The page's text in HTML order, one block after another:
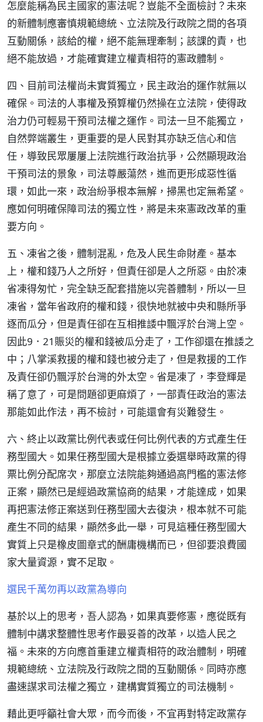
怎麼能稱為民主國家的憲法呢？豈能不全面檢討？未來
的新體制應審慎規範總統、立法院及行政院之間的各項
互動關係，該給的權，絕不能無理牽制；該課的責，也
絕不能放過，才能確實建立權責相符的憲政體制。
四、目前司法權尚未實質獨立，民主政治的運作就無以
確保。司法的人事權及預算權仍然操在立法院，使得政
治力仍可輕易干預司法權之運作。司法一旦不能獨立，
自然弊端叢生，更重要的是人民對其亦缺乏信心和信
任，導致民眾屢屢上法院進行政治抗爭，公然顯現政治
干預司法的景象，司法尊嚴蕩然，進而更形成惡性循
環，如此一來，政治紛爭根本無解，掃黑也定無希望。
應如何明確保障司法的獨立性，將是未來憲政改革的重
要方向。
五、凍省之後，體制混亂，危及人民生命財產。基本
上，權和錢乃人之所好，但責任卻是人之所惡。由於凍
省凍得匆忙，完全缺乏配套措施以完善體制，所以一旦
凍省，當年省政府的權和錢，很快地就被中央和縣所爭
逐而瓜分，但是責任卻在互相推諉中飄浮於台灣上空。
因此9．21賑災的權和錢被瓜分走了，工作卻還在推諉之
中；八掌溪救援的權和錢也被分走了，但是救援的工作
及責任卻仍飄浮於台灣的外太空。省是凍了，李登輝是
稱了意了，可是問題卻更麻煩了，一部責任政治的憲法
那能如此作法，再不檢討，可能還會有災難發生。
六、終止以政黨比例代表或任何比例代表的方式產生任
務型國大。如果任務型國大是根據立委選舉時政黨的得
票比例分配席次，那麼立法院能夠通過高門檻的憲法修
正案，顯然已是經過政黨協商的結果，才能達成，如果
再把憲法修正案送到任務型國大去復決，根本就不可能
產生不同的結果，顯然多此一舉，可見這種任務型國大
實質上只是橡皮圖章式的酬庸機構而已，但卻要浪費國
家大量資源，實不足取。
選民千萬勿再以政黨為導向
基於以上的思考，吾人認為，如果真要修憲，應從既有
體制中講求整體性思考作最妥善的改革，以造人民之
福。未來的方向應首重建立權責相符的政治體制，明確
規範總統、立法院及行政院之間的互動關係。同時亦應
盡速謀求司法權之獨立，建構實質獨立的司法機制。
藉此更呼籲社會大眾，而今而後，不宜再對特定政黨存